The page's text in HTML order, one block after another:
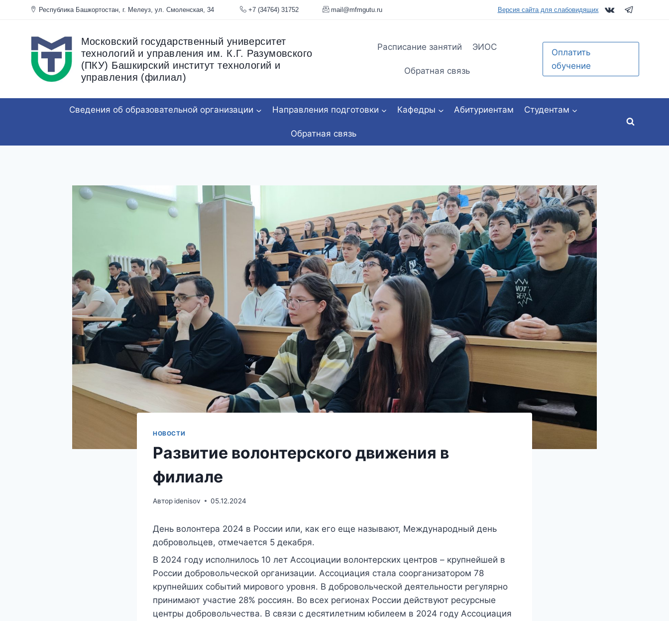
Перейти
Республика Башкортостан, г. Мелеуз, ул. Смоленская, 34 +7 (34764) 31752 mail@mfmgutu.ru Версия сайта для слабовидящих
Московский государственный университет
технологий и управления им. К.Г. Разумовского
(ПКУ) Башкирский институт технологий и
управления (филиал)
Расписание занятий ЭИОС
Обратная связь
Оплатить
обучение
Сведения об образовательной организации Направления подготовки Кафедры Абитуриентам Студентам
Обратная связь
НОВОСТИ
Развитие волонтерского движения в
филиале
Автор idenisov 05.12.2024
День волонтера 2024 в России или, как его еще называют, Международный день
добровольцев, отмечается 5 декабря.
В 2024 году исполнилось 10 лет Ассоциации волонтерских центров – крупнейшей в
России добровольческой организации. Ассоциация стала соорганизатором 78
крупнейших событий мирового уровня. В добровольческой деятельности регулярно
принимают участие 28% россиян. Во всех регионах России действуют ресурсные
центры добровольчества. В связи с десятилетним юбилеем в 2024 году Ассоциация